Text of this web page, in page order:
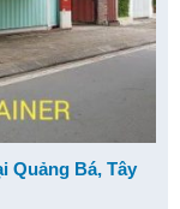
Quảng Bá, Tây